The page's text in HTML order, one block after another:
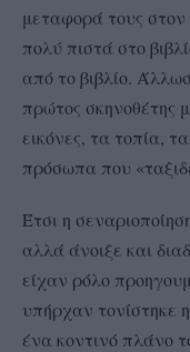
μεταφορά τους στον
πολύ πιστά στο
από το βιβλίο.
πρώτος σκηνοθέτης
εικόνες, τα τοπία,
πρόσωπα που
Έτσι η
αλλά άνοιξε και
είχαν ρόλο
υπήρχαν τονίστηκε
ένα κοντινό πλάνο